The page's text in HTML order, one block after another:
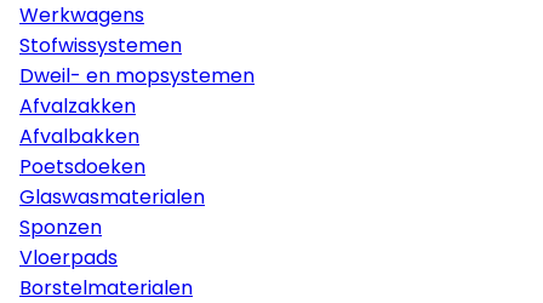
Werkwagens
Stofwissystemen
Dweil- en mopsystemen
Afvalzakken
Afvalbakken
Poetsdoeken
Glaswasmaterialen
Sponzen
Vloerpads
Borstelmaterialen